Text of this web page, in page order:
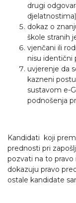
drugi
djelatnostima)
dokaz o
škole stranih
vjenčani ili
nisu identični
uvjerenje da
kazneni
sustavom e-
podnošenja
Kandidati koji
prednosti pri
pozvati na to
dokazuju pravo
ostale kandidate